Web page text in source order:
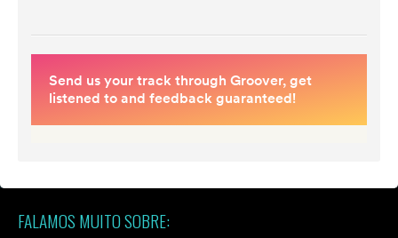
FALAMOS MUITO SOBRE: